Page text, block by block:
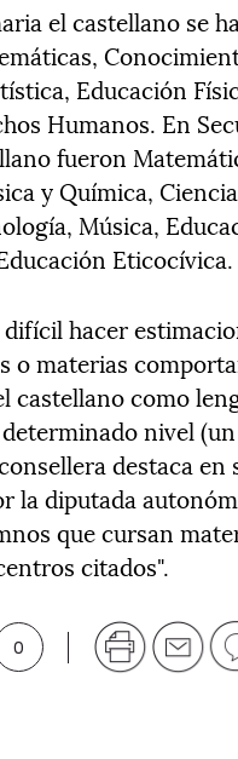
el castellano se
Educación
Humanos. En
fueron
y Química,
Música,
Eticocívica.
difícil hacer
o materias
castellano como
nivel
destaca
la diputada
que cursan
citados".
0